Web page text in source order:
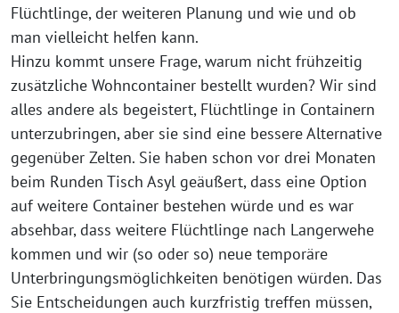
Flüchtlinge, der weiteren Planung und wie und ob
man vielleicht helfen kann.
Hinzu kommt unsere Frage, warum nicht frühzeitig
zusätzliche Wohncontainer bestellt wurden? Wir sind
alles andere als begeistert, Flüchtlinge in Containern
unterzubringen, aber sie sind eine bessere Alternative
gegenüber Zelten. Sie haben schon vor drei Monaten
beim Runden Tisch Asyl geäußert, dass eine Option
auf weitere Container bestehen würde und es war
absehbar, dass weitere Flüchtlinge nach Langerwehe
kommen und wir (so oder so) neue temporäre
Unterbringungsmöglichkeiten benötigen würden. Das
Sie Entscheidungen auch kurzfristig treffen müssen,